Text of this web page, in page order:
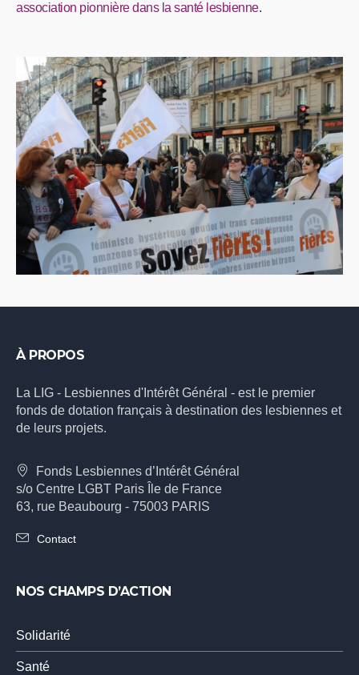
association pionnière dans la santé lesbienne.
À PROPOS
La LIG - Lesbiennes d'Intérêt Général - est le premier
fonds de dotation français à destination des lesbiennes et
de leurs projets.
Fonds Lesbiennes d’Intérêt Général
s/o Centre LGBT Paris Île de France
63, rue Beaubourg - 75003 PARIS
Contact
NOS CHAMPS D’ACTION
Solidarité
Santé